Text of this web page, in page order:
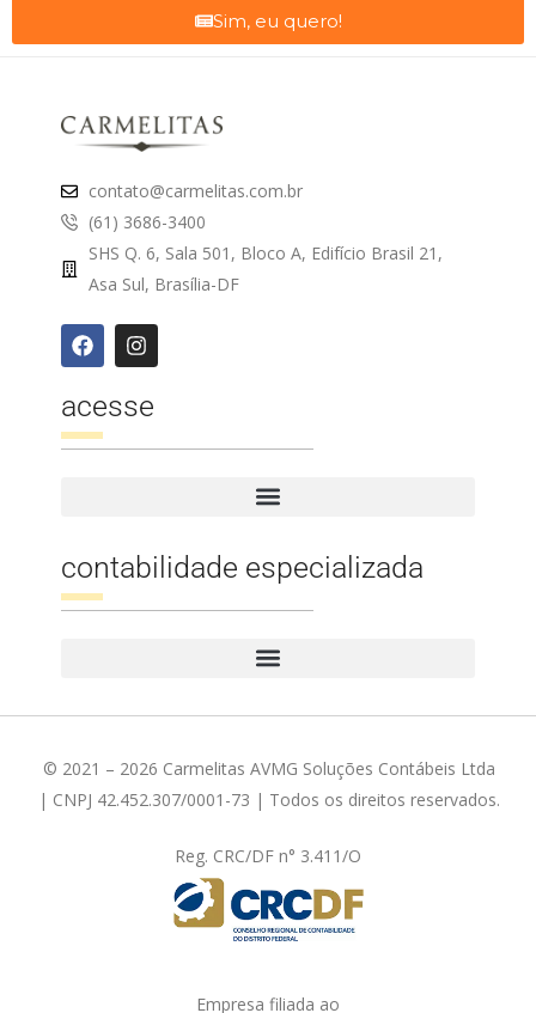
Sim, eu quero!
contato@carmelitas.com.br
(61) 3686-3400
SHS Q. 6, Sala 501, Bloco A, Edifício Brasil 21,
Asa Sul, Brasília-DF
acesse
contabilidade especializada
© 2021 – 2026 Carmelitas AVMG Soluções Contábeis Ltda
| CNPJ 42.452.307/0001-73 | Todos os direitos reservados.
Reg. CRC/DF n° 3.411/O
Empresa filiada ao